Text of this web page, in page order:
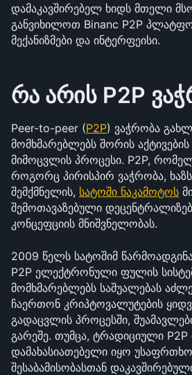
დამაკავშირებელ ხიდს მთელი
განვიხილოთ Binanc P2P
მექანიზმები და ინტერფეისი.
რა არის P2P
Peer-to-peer (P2P) ვაჭრობა
მომხმარებლებს შორის
მიმოცვლის პროცესი. P2P,
როგორც პირისპირ ვაჭრობა, ხაზს
შემქმნელის, სატოში ნაკამოტოს
შემოთავაზებული
კონცეფციის მნიშვნელობას.
2009 წელს სატოშიმ
P2P ელექტრონული ფულის
მომხმარებლებს საშუალებას
ჩაერთონ კრიპტოვალუტების
გადაცვლის პროცესში,
გარეშე. თუმცა, ტრადიციული
დამახასიათებელი იყო
შესაბამისობასთან